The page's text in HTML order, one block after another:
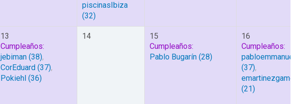
piscinasIbiza
(32)
13
Cumpleaños:
jebiman (38),
CorEduard (37),
Pokiehl (36)
14
15
Cumpleaños:
Pablo Bugarín (28)
16
Cumpleaños:
(37),
emartinezgamero
(21)